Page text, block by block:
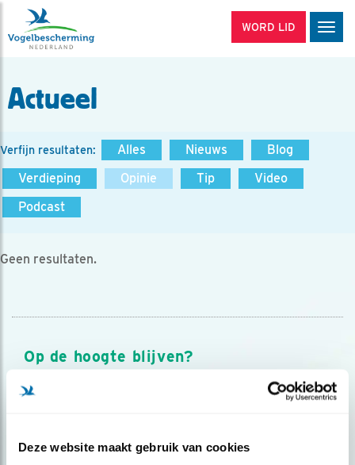
Deze website maakt gebruik van cookies
WORD LID
Actueel
Verfijn resultaten: Alles Nieuws
Blog
Verdieping
Opinie Tip
Video
Podcast
Geen resultaten.
Op de hoogte blijven?
Meld je aan en ontvang nieuws, inspiratie, acties en tips
over vogels en activiteiten van Vogelbescherming.